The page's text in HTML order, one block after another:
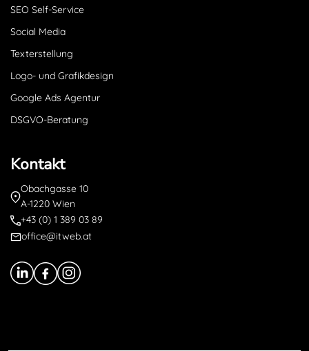
SEO Self-Service
Social Media
Texterstellung
Logo- und Grafikdesign
Google Ads Agentur
DSGVO-Beratung
Kontakt
Obachgasse 10
A-1220 Wien
+43 (0) 1 389 03 89
office@itweb.at